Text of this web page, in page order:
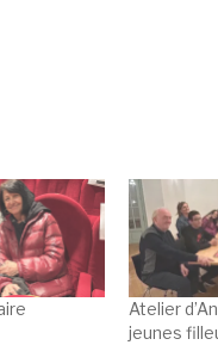
Atelier
jeunes